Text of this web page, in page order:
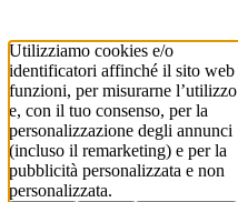
Utilizziamo cookies e/o
identificatori affinché il sito web
funzioni, per misurarne l’utilizzo
e, con il tuo consenso, per la
personalizzazione degli annunci
(incluso il remarketing) e per la
pubblicità personalizzata e non
personalizzata.